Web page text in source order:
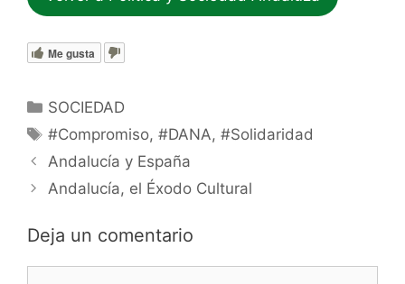
Me gusta
Categorías
SOCIEDAD
Etiquetas
#Compromiso,#DANA,#Solidaridad
Andalucía y España
Andalucía, el Éxodo Cultural
Deja un comentario